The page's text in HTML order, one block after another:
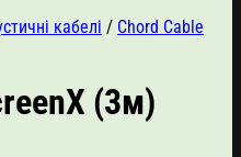
кабелі / Chord Cable
(3м)